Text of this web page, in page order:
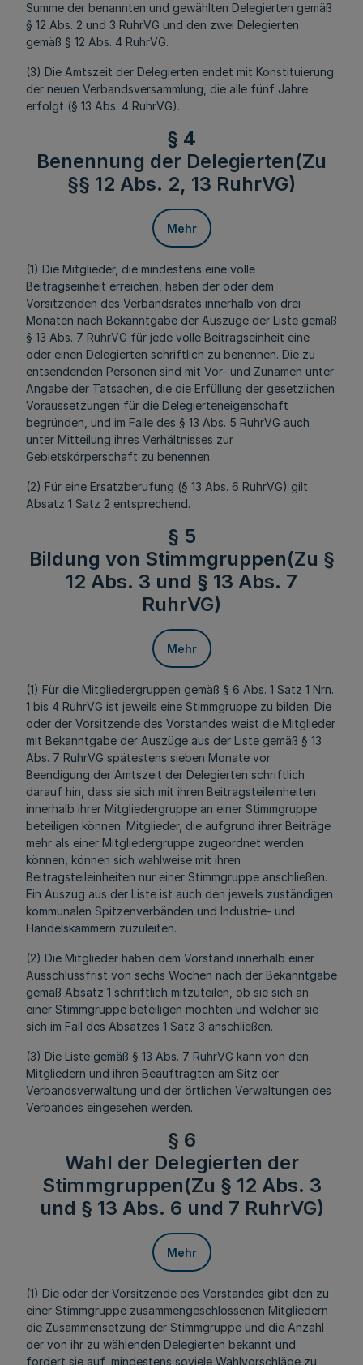
Summe der benannten und gewählten Delegierten gemäß
§ 12 Abs. 2 und 3 RuhrVG und den zwei Delegierten
gemäß § 12 Abs. 4 RuhrVG.
(3) Die Amtszeit der Delegierten endet mit Konstituierung
der neuen Verbandsversammlung, die alle fünf Jahre
erfolgt (§ 13 Abs. 4 RuhrVG).
§ 4
Benennung der Delegierten(Zu
§§ 12 Abs. 2, 13 RuhrVG)
Mehr
(1) Die Mitglieder, die mindestens eine volle
Beitragseinheit erreichen, haben der oder dem
Vorsitzenden des Verbandsrates innerhalb von drei
Monaten nach Bekanntgabe der Auszüge der Liste gemäß
§ 13 Abs. 7 RuhrVG für jede volle Beitragseinheit eine
oder einen Delegierten schriftlich zu benennen. Die zu
entsendenden Personen sind mit Vor- und Zunamen unter
Angabe der Tatsachen, die die Erfüllung der gesetzlichen
Voraussetzungen für die Delegierteneigenschaft
begründen, und im Falle des § 13 Abs. 5 RuhrVG auch
unter Mitteilung ihres Verhältnisses zur
Gebietskörperschaft zu benennen.
(2) Für eine Ersatzberufung (§ 13 Abs. 6 RuhrVG) gilt
Absatz 1 Satz 2 entsprechend.
§ 5
Bildung von Stimmgruppen(Zu §
12 Abs. 3 und § 13 Abs. 7
RuhrVG)
Mehr
(1) Für die Mitgliedergruppen gemäß § 6 Abs. 1 Satz 1 Nrn.
1 bis 4 RuhrVG ist jeweils eine Stimmgruppe zu bilden. Die
oder der Vorsitzende des Vorstandes weist die Mitglieder
mit Bekanntgabe der Auszüge aus der Liste gemäß § 13
Abs. 7 RuhrVG spätestens sieben Monate vor
Beendigung der Amtszeit der Delegierten schriftlich
darauf hin, dass sie sich mit ihren Beitragsteileinheiten
innerhalb ihrer Mitgliedergruppe an einer Stimmgruppe
beteiligen können. Mitglieder, die aufgrund ihrer Beiträge
mehr als einer Mitgliedergruppe zugeordnet werden
können, können sich wahlweise mit ihren
Beitragsteileinheiten nur einer Stimmgruppe anschließen.
Ein Auszug aus der Liste ist auch den jeweils zuständigen
kommunalen Spitzenverbänden und Industrie- und
Handelskammern zuzuleiten.
(2) Die Mitglieder haben dem Vorstand innerhalb einer
Ausschlussfrist von sechs Wochen nach der Bekanntgabe
gemäß Absatz 1 schriftlich mitzuteilen, ob sie sich an
einer Stimmgruppe beteiligen möchten und welcher sie
sich im Fall des Absatzes 1 Satz 3 anschließen.
(3) Die Liste gemäß § 13 Abs. 7 RuhrVG kann von den
Mitgliedern und ihren Beauftragten am Sitz der
Verbandsverwaltung und der örtlichen Verwaltungen des
Verbandes eingesehen werden.
§ 6
Wahl der Delegierten der
Stimmgruppen(Zu § 12 Abs. 3
und § 13 Abs. 6 und 7 RuhrVG)
Mehr
(1) Die oder der Vorsitzende des Vorstandes gibt den zu
einer Stimmgruppe zusammengeschlossenen Mitgliedern
die Zusammensetzung der Stimmgruppe und die Anzahl
der von ihr zu wählenden Delegierten bekannt und
fordert sie auf, mindestens soviele Wahlvorschläge zu